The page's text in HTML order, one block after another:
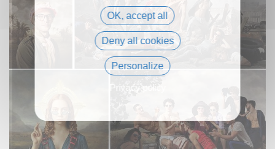
OK, accept all
Deny all cookies
Personalize
Privacy policy